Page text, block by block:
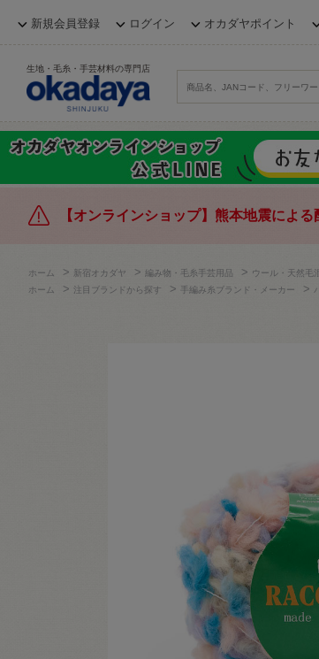
新規会員登録 ログイン オカダヤポイント
生地・毛糸・手芸材料の専門店
【オンラインショップ】熊本地震によ
ホーム > 新宿オカダヤ > 編み物・毛糸手芸用品 > ウール・天然毛
ホーム
> 注目ブランドから探す > 手編み糸ブランド・メーカー >